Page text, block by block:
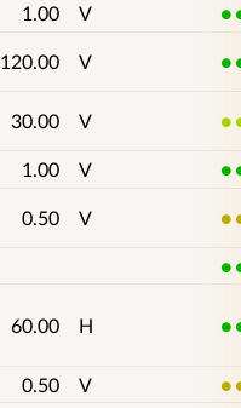
1.00 V 5
120.00 V 5
30.00 V 4
1.00 V 5
0.50 V 3
5
60.00 H 5
0.50 V 3